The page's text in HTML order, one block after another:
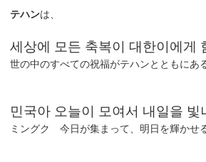
テハンは、
세상에 모든 축복이 대한이에게
世の中のすべての祝福がテハンとともにあ
민국아 오늘이 모여서 내일을 빛
ミングク 今日が集まって、明日を輝かせ